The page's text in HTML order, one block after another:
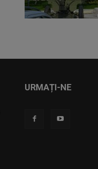
URMAȚI-NE